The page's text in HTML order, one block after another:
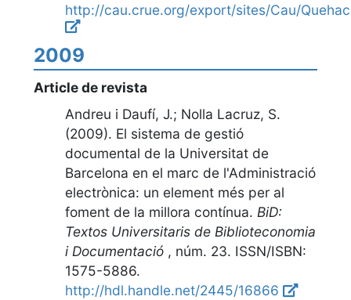
http://cau.crue.org/export/sites/Cau/
2009
Article de revista
Andreu i Daufí, J.; Nolla Lacruz, S.
(2009). El sistema de gestió
documental de la Universitat de
Barcelona en el marc de l'Administració
electrònica: un element més per al
foment de la millora contínua. BiD:
Textos Universitaris de Biblioteconomia
i Documentació , núm. 23. ISSN/ISBN:
1575-5886.
http://hdl.handle.net/2445/16866